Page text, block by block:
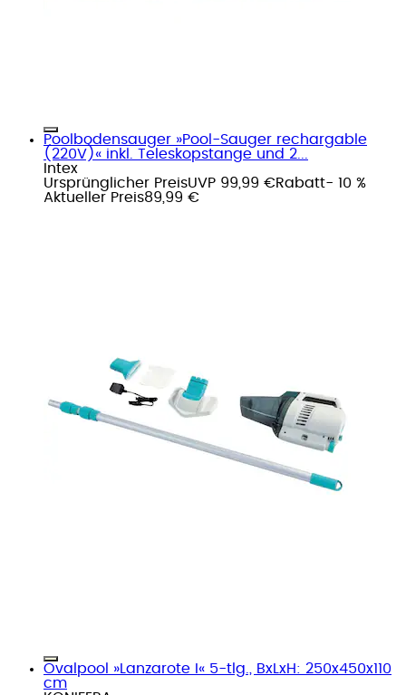
Poolbodensauger »Pool-Sauger rechargable
(220V)« inkl. Teleskopstange und 2...
Intex
Ursprünglicher PreisUVP 99,99 €Rabatt- 10 %
Aktueller Preis89,99 €
Ovalpool »Lanzarote I« 5-tlg., BxLxH: 250x450x110
cm